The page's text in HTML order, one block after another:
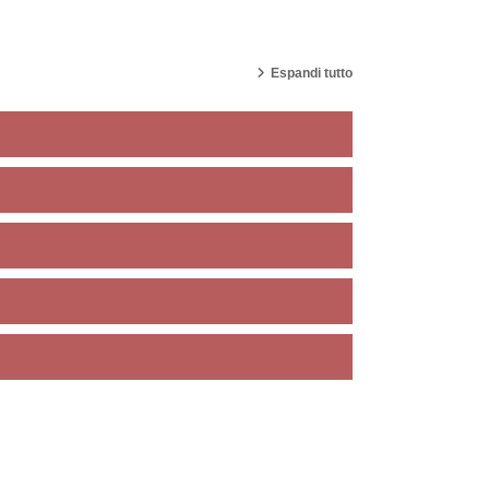
Espandi tutto